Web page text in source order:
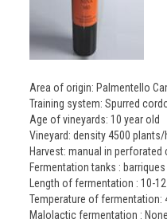
Area of origin: Palmentello
Training system: Spurred
Age of vineyards: 10 year old
Vineyard: density 4500
Harvest: manual in perforated
Fermentation tanks : barriques
Length of fermentation : 10-
Temperature of fermentation:
Malolactic fermentation : None